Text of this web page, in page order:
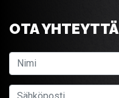
OTA YHTEYTTÄ